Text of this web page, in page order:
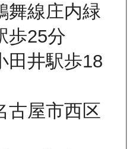
舞線庄内緑
歩25分
田井駅歩18
古屋市西区